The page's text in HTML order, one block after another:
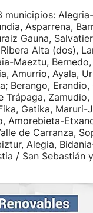
municipios:
Asparrena,
Gauna,
Alta (dos),
Maeztu,
Amurrio, Ayala,
Berango, Erandio,
Trápaga,
Gatika, Maruri-
Amorebieta-
de Carranza,
Alegia,
/ San Sebastián